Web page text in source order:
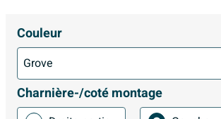
Couleur
Charnière-/coté montage